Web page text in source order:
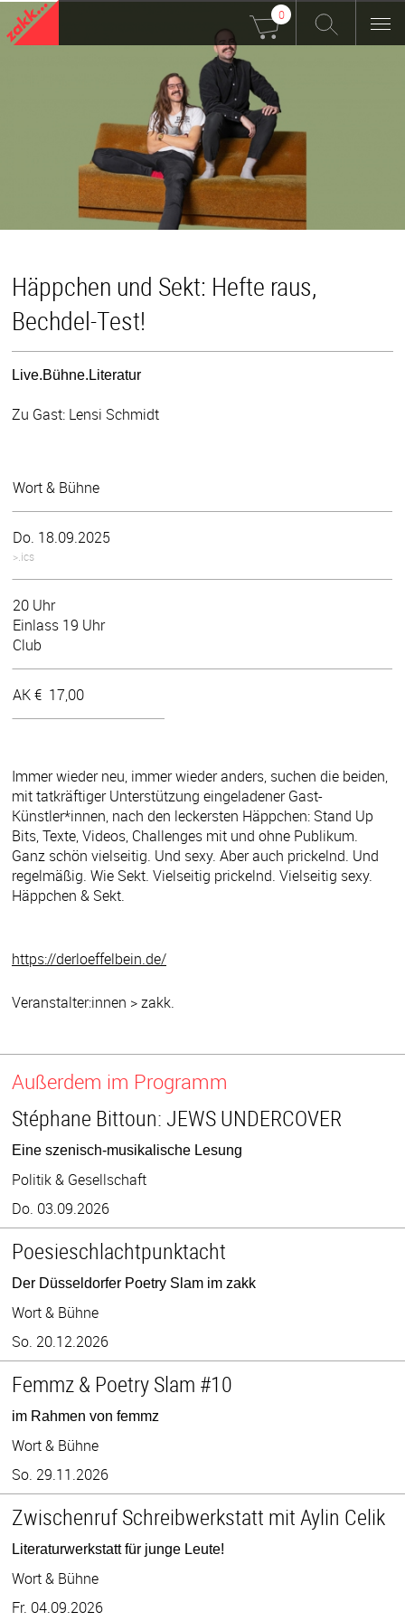
0
Häppchen und Sekt: Hefte raus,
Bechdel-Test!
Live.Bühne.Literatur
Zu Gast: Lensi Schmidt
Wort & Bühne
Do. 18.09.2025
>.ics
20 Uhr
Einlass 19 Uhr
Club
AK € 17,00
Immer wieder neu, immer wieder anders, suchen die beiden,
mit tatkräftiger Unterstützung eingeladener Gast-
Künstler*innen, nach den leckersten Häppchen: Stand Up
Bits, Texte, Videos, Challenges mit und ohne Publikum.
Ganz schön vielseitig. Und sexy. Aber auch prickelnd. Und
regelmäßig. Wie Sekt. Vielseitig prickelnd. Vielseitig sexy.
Häppchen & Sekt.
https://derloeffelbein.de/
Veranstalter:innen > zakk.
Außerdem im Programm
Stéphane Bittoun: JEWS UNDERCOVER
Eine szenisch-musikalische Lesung
Politik & Gesellschaft
Do. 03.09.2026
Poesieschlachtpunktacht
Der Düsseldorfer Poetry Slam im zakk
Wort & Bühne
So. 20.12.2026
Femmz & Poetry Slam #10
im Rahmen von femmz
Wort & Bühne
So. 29.11.2026
Zwischenruf Schreibwerkstatt mit Aylin Celik
Literaturwerkstatt für junge Leute!
Wort & Bühne
Fr. 04.09.2026